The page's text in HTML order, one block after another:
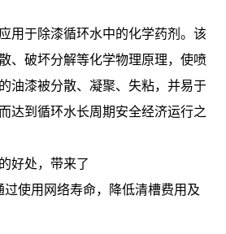
用于除漆循环水中的化学药剂。该
、破坏分解等化学物理原理，使喷
油漆被分散、凝聚、失粘，并易于
达到循环水长周期安全经济运行之
好处，带来了
过使用网络寿命，降低清槽费用及